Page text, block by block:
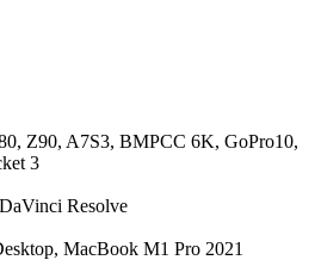
Z90, A7S3, BMPCC 6K, GoPro10,
3
Resolve
MacBook M1 Pro 2021